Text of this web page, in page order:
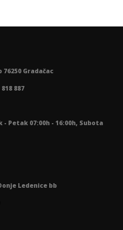
Gradačac
887
- Petak 07:00h - 16:00h, Subota
Ledenice bb